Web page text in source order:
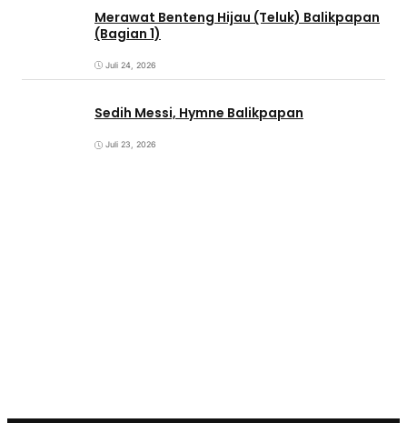
Merawat Benteng Hijau (Teluk) Balikpapan
(Bagian 1)
Juli 24, 2026
Sedih Messi, Hymne Balikpapan
Juli 23, 2026